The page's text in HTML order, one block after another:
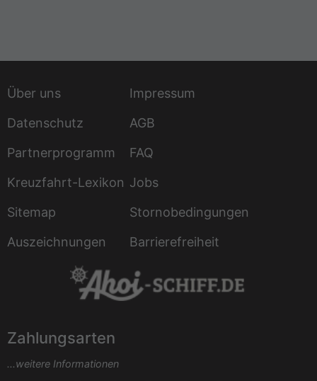
Über uns
Impressum
Datenschutz
AGB
Partnerprogramm
FAQ
Kreuzfahrt-Lexikon Jobs
Sitemap
Stornobedingungen
Auszeichnungen
Barrierefreiheit
Zahlungsarten
...weitere Informationen